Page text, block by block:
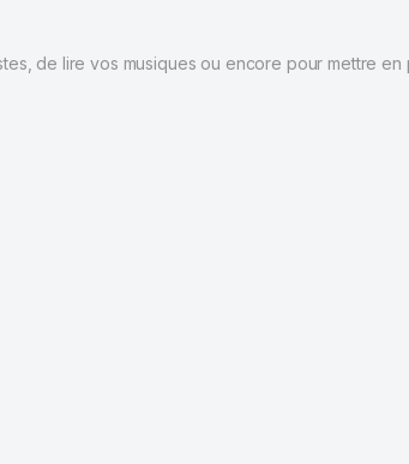
de lire vos musiques ou encore pour mettre en